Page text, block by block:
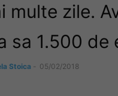
multe zile.
sa 1.500 de
Stoica - 05/02/2018